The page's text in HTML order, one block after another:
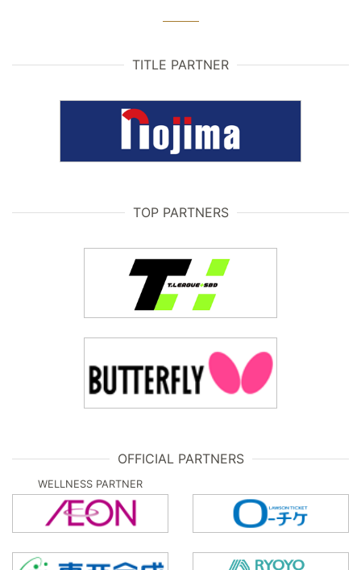
TITLE PARTNER
TOP PARTNERS
OFFICIAL PARTNERS
WELLNESS PARTNER